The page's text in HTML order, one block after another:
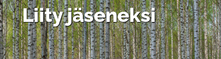
Liity jäseneksi